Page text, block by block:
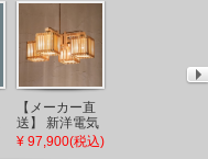
【メーカー直
送】 新洋電気
冊 和風ペンダ
¥ 97,900(税込)